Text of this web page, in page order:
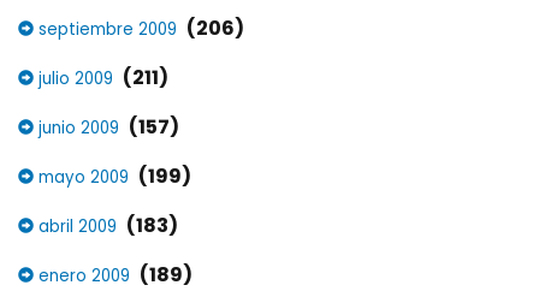
septiembre 2009 (206)
julio 2009 (211)
junio 2009 (157)
mayo 2009 (199)
abril 2009 (183)
enero 2009 (189)